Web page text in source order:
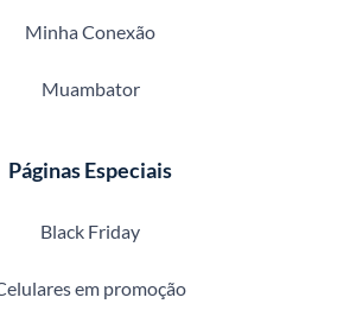
Minha Conexão
Muambator
Páginas Especiais
Black Friday
em promoção